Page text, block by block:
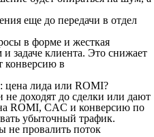
еще до передачи в отдел
в форме и жесткая
задаче клиента. Это снижает
конверсию в
цена лида или ROMI?
не доходят до сделки или дают
ROMI, CAC и конверсию по
убыточный трафик.
не провалить поток